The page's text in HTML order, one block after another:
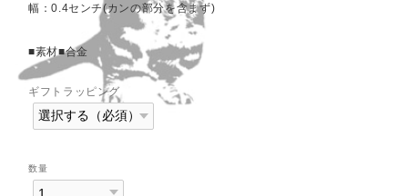
幅：0.4センチ(カンの部分を含まず)
■素材■合金
ギフトラッピング
数量